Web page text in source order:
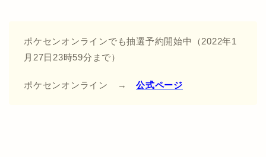
ポケセンオンラインでも抽選予約開始中（2022年1
月27日23時59分まで）
ポケセンオンライン →公式ページ